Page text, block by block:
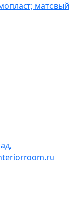
матовый